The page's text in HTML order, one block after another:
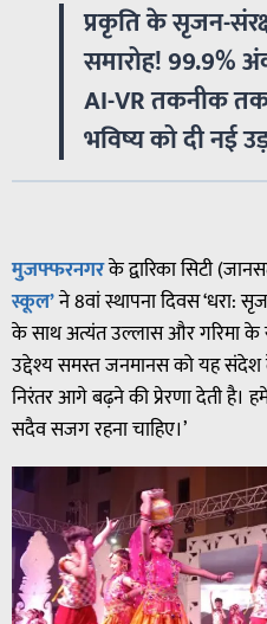
प्रकृति के सृजन-
समारोह! 99.9%
AI-VR तकनीक तक
भविष्य को दी नई
मुजफ्फरनगरके द्वारिका सिटी
स्कूल’ने 8वां स्थापना दिवस ‘धरा:
के साथ अत्यंत उल्लास और गरिमा के
उद्देश्य समस्त जनमानस को यह संदेश
निरंतर आगे बढ़ने की प्रेरणा देती है।
सदैव सजग रहना चाहिए।’